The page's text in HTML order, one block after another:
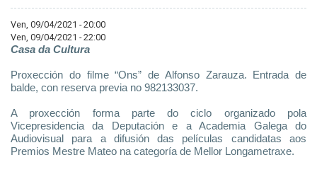
Ven, 09/04/2021 - 20:00
Ven, 09/04/2021 - 22:00
Casa da Cultura
Proxección do filme “Ons” de Alfonso Zarauza. Entrada de
balde, con reserva previa no 982133037.
A proxección forma parte do ciclo organizado pola
Vicepresidencia da Deputación e a Academia Galega do
Audiovisual para a difusión das películas candidatas aos
Premios Mestre Mateo na categoría de Mellor Longametraxe.